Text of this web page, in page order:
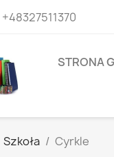
+48327511370
STRONA
Szkoła Cyrkle